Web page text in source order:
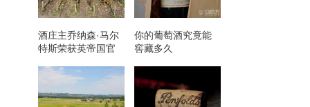
酒庄主乔纳森·马尔
特斯荣获英帝国官
你的葡萄酒究竟能
窖藏多久